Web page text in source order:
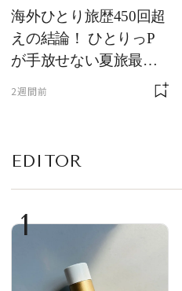
海外ひとり旅歴450回超
えの結論！ ひとりっP
が手放せない夏旅最強
2週間前
EDITOR
1